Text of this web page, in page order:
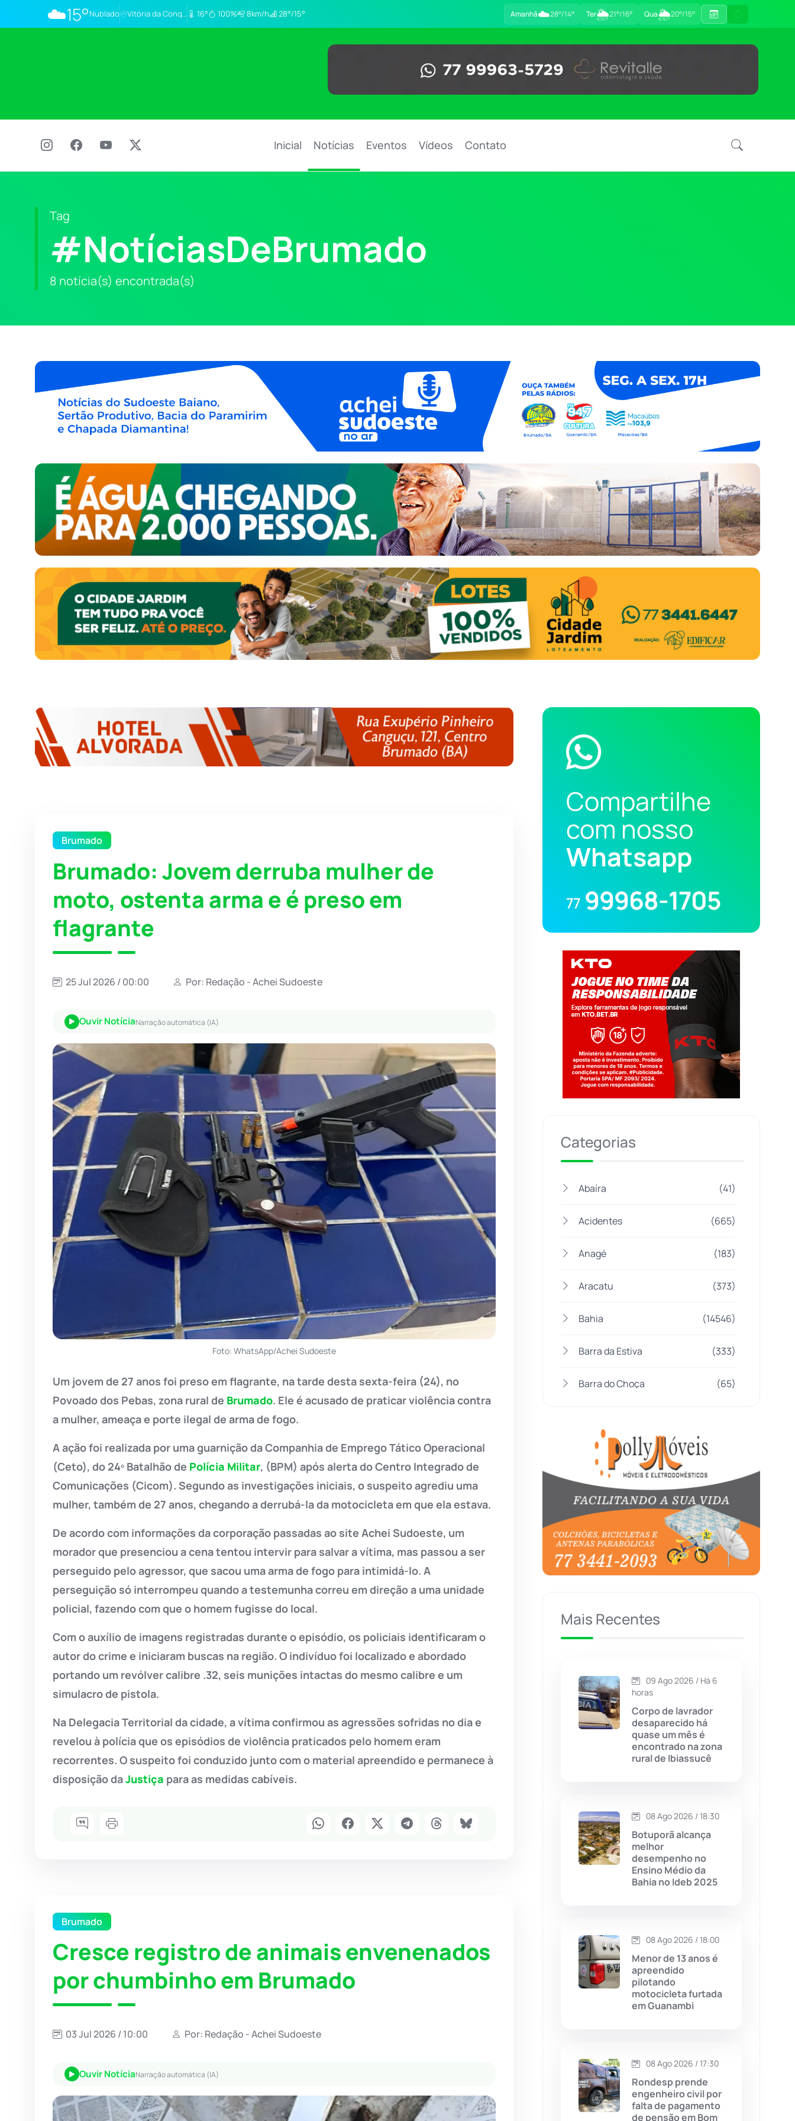
☁️15°Nublado Vitória da Conq… 16° 100% 8km/h 28°/15° Amanhã☁️28°/14° Ter🌦21°/16° Qua🌦20°/15°
Inicial Notícias Eventos Vídeos Contato
Tag
#NotíciasDeBrumado
8 notícia(s) encontrada(s)
Brumado
Brumado: Jovem derruba mulher de
moto, ostenta arma e é preso em
flagrante
25 Jul 2026 / 00:00 Por: Redação - Achei Sudoeste
Ouvir NotíciaNarração automática (IA)
Foto: WhatsApp/Achei Sudoeste
Um jovem de 27 anos foi preso em flagrante, na tarde desta sexta-feira (24), no
Povoado dos Pebas, zona rural de Brumado. Ele é acusado de praticar violência contra
a mulher, ameaça e porte ilegal de arma de fogo.
A ação foi realizada por uma guarnição da Companhia de Emprego Tático Operacional
(Ceto), do 24º Batalhão de Polícia Militar, (BPM) após alerta do Centro Integrado de
Comunicações (Cicom). Segundo as investigações iniciais, o suspeito agrediu uma
mulher, também de 27 anos, chegando a derrubá-la da motocicleta em que ela estava.
De acordo com informações da corporação passadas ao site Achei Sudoeste, um
morador que presenciou a cena tentou intervir para salvar a vítima, mas passou a ser
perseguido pelo agressor, que sacou uma arma de fogo para intimidá-lo. A
perseguição só interrompeu quando a testemunha correu em direção a uma unidade
policial, fazendo com que o homem fugisse do local.
Com o auxílio de imagens registradas durante o episódio, os policiais identificaram o
autor do crime e iniciaram buscas na região. O indivíduo foi localizado e abordado
portando um revólver calibre .32, seis munições intactas do mesmo calibre e um
simulacro de pistola.
Na Delegacia Territorial da cidade, a vítima confirmou as agressões sofridas no dia e
revelou à polícia que os episódios de violência praticados pelo homem eram
recorrentes. O suspeito foi conduzido junto com o material apreendido e permanece à
disposição daJustiça para as medidas cabíveis.
Brumado
Cresce registro de animais envenenados
por chumbinho em Brumado
03 Jul 2026 / 10:00 Por: Redação - Achei Sudoeste
Ouvir NotíciaNarração automática (IA)
Compartilhe
com nosso
Whatsapp
77 99968-1705
Categorias
Abaíra (41)
Acidentes (665)
Anagé (183)
Aracatu (373)
Bahia (14546)
Barra da Estiva (333)
Barra do Choça (65)
Bom Jesus da Lapa
Boquira (152)
Botuporã (73)
Brasil (7680)
Brumado (31962)
Caculé
Caetité (1504)
Candiba
Cândido Sales (121)
Caturama
Chapada Diamantina
Contendas do Sincorá (79)
Cordeiros
(391)
Educação (232)
Érico Cardoso (82)
Mais Recentes
09 Ago 2026 / Há 6
horas
Corpo de lavrador
desaparecido há
quase um mês é
encontrado na zona
rural de Ibiassucê
08 Ago 2026 / 18:30
Botuporã alcança
melhor
desempenho no
Ensino Médio da
Bahia no Ideb 2025
08 Ago 2026 / 18:00
Menor de 13 anos é
apreendido
pilotando
motocicleta furtada
em Guanambi
08 Ago 2026 / 17:30
Rondesp prende
engenheiro civil por
falta de pagamento
de pensão em Bom